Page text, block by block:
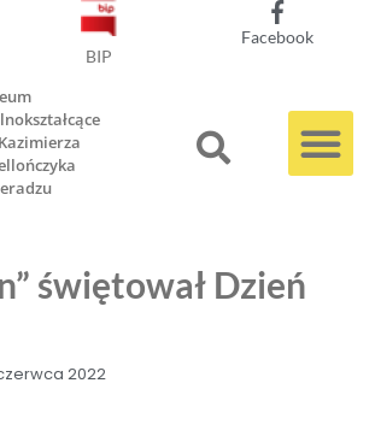
BIP
Facebook
świętował Dzień
2022